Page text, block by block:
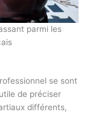
parmi les
se sont
de préciser
différents,